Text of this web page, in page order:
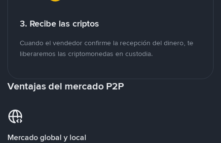
3. Recibe las criptos
Cuando el vendedor confirme la recepción del dinero, te
liberaremos las criptomonedas en custodia.
Ventajas del mercado P2P
Mercado global y local